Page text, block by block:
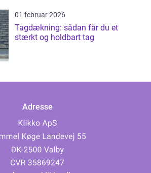
01 februar 2026
Tagdækning: sådan får du et
stærkt og holdbart tag
Adresse